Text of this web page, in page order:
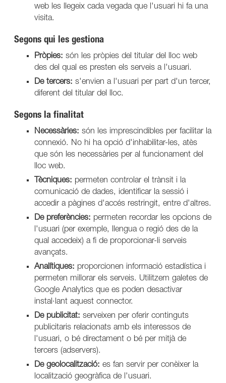
web les llegeix cada vegada que l'usuari hi fa una
visita.
Segons qui les gestiona
Pròpies: són les pròpies del titular del lloc web
des del qual es presten els serveis a l'usuari.
De tercers: s'envien a l'usuari per part d'un tercer,
diferent del titular del lloc.
Segons la finalitat
Necessàries: són les imprescindibles per facilitar la
connexió. No hi ha opció d'inhabilitar-les, atès
que són les necessàries per al funcionament del
lloc web.
Tècniques: permeten controlar el trànsit i la
comunicació de dades, identificar la sessió i
accedir a pàgines d'accés restringit, entre d'altres.
De preferències: permeten recordar les opcions de
l'usuari (per exemple, llengua o regió des de la
qual accedeix) a fi de proporcionar-li serveis
avançats.
Analítiques: proporcionen informació estadística i
permeten millorar els serveis. Utilitzem galetes de
Google Analytics que es poden desactivar
instal·lant aquest connector.
De publicitat: serveixen per oferir continguts
publicitaris relacionats amb els interessos de
l'usuari, o bé directament o bé per mitjà de
tercers (adservers).
De geolocalització: es fan servir per conèixer la
localització geogràfica de l'usuari.